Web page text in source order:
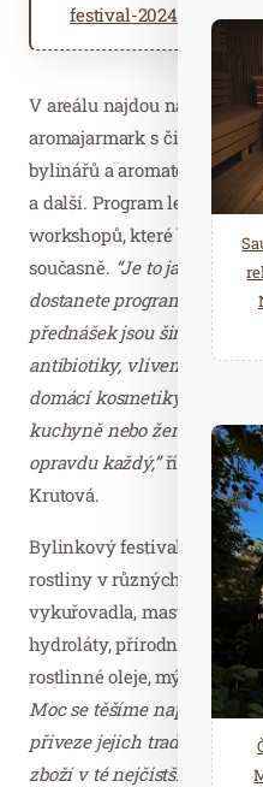
festival-2024
V areálu najdou
aromajarmark s čistě
bylinářů a
a další. Program letos láká
workshopů, které budou
současně. “Je to jako na
dostanete program a
přednášek jsou široká.
antibiotiky, vlivem vůní a
domácí kosmetiky,
kuchyně nebo ženskou
opravdu každý,”říká hlavní
Krutová.
Bylinkový festival je
rostliny v různých
vykuřovadla, masti,
hydroláty, přírodní
rostlinné oleje, mýdla.
Moc se těšíme například
přiveze jejich tradiční vůně
zboží v té nejčistší přírodní